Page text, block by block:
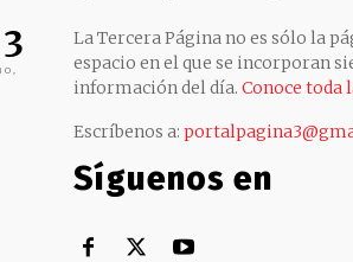
La Tercera Página no es sólo la
espacio en el que se incorporan
información del día. Conoce toda
Escríbenos a:
Síguenos en